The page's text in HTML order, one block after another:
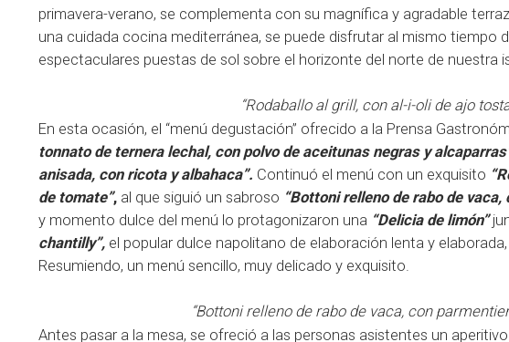
primavera-verano, se complementa con su magnífica y agradable
una cuidada cocina mediterránea, se puede disfrutar al mismo tiempo
espectaculares puestas de sol sobre el horizonte del norte de nuestra
“Rodaballo al grill, con al-i-oli de ajo
En esta ocasión, el “menú degustación” ofrecido a la Prensa
tonnato de ternera lechal, con polvo de aceitunas negras y
anisada, con ricota y albahaca”. Continuó el menú con un exquisito
de tomate”, al que siguió un sabroso “Bottoni relleno de rabo de
y momento dulce del menú lo protagonizaron una “Delicia de limón”
chantilly”, el popular dulce napolitano de elaboración lenta y
Resumiendo, un menú sencillo, muy delicado y exquisito.
“Bottoni relleno de rabo de vaca, con
Antes pasar a la mesa, se ofreció a las personas asistentes un